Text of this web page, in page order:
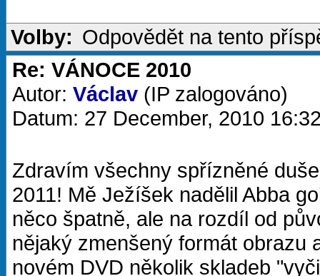
Volby: Odpovědět na tento
Re: VÁNOCE 2010
Autor: Václav (IP zalogováno)
Datum: 27 December, 2010
Zdravím všechny spřízněné
2011! Mě Ježíšek nadělil Abba
něco špatně, ale na rozdíl od
nějaký zmenšený formát obrazu
novém DVD několik skladeb